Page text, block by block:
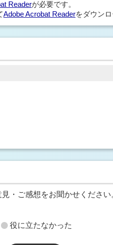
Readerが必要です。
Adobe Acrobat Readerをダウン
・ご感想をお聞かせください
役に立たなかった